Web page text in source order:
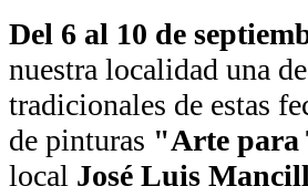
Del 6 al 10 de
nuestra localidad una
tradicionales de estas
de pinturas "Arte para
local José Luis